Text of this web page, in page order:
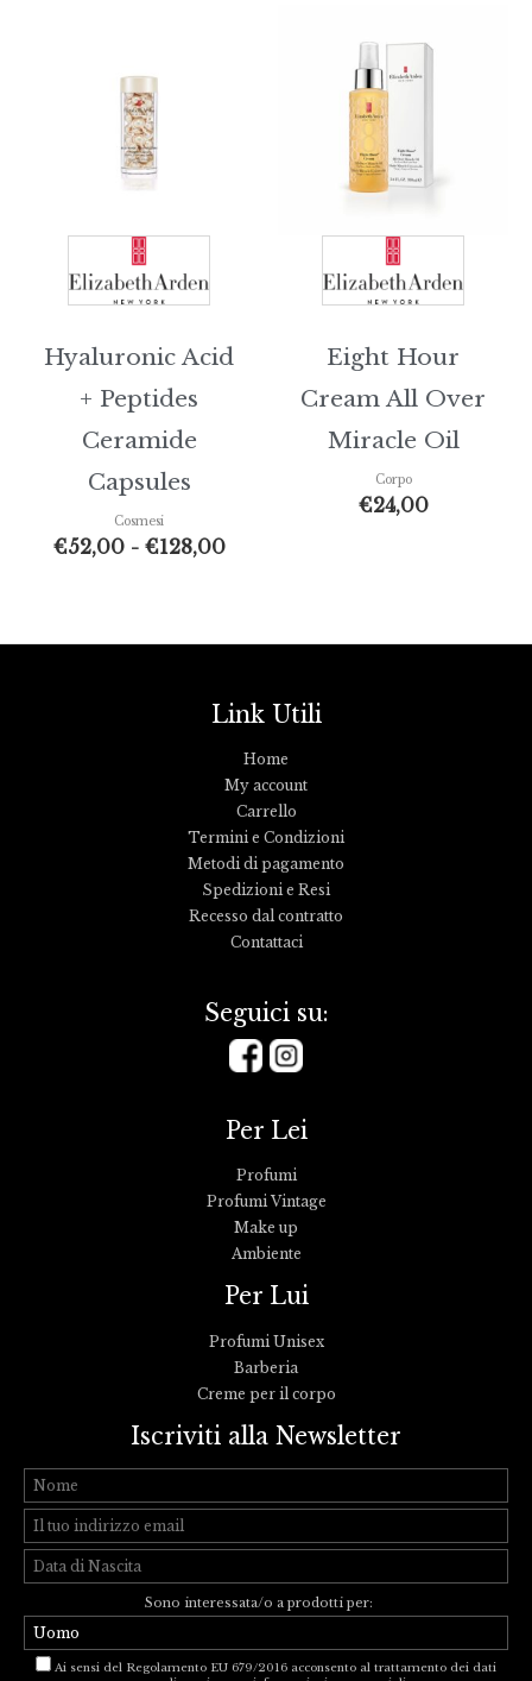
Hyaluronic Acid
+ Peptides
Ceramide
Capsules
Cosmesi
€52,00 - €128,00
Eight Hour
Cream All Over
Miracle Oil
Corpo
€24,00
Link Utili
Home
My account
Carrello
Termini e Condizioni
Metodi di pagamento
Spedizioni e Resi
Recesso dal contratto
Contattaci
Seguici su:
Per Lei
Profumi
Profumi Vintage
Make up
Ambiente
Per Lui
Profumi Unisex
Barberia
Creme per il corpo
Iscriviti alla Newsletter
Sono interessata/o a prodotti per:
Ai sensi del Regolamento EU 679/2016 acconsento al trattamento dei dati